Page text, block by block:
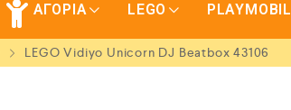
ΑΓΟΡΙΑ LEGO PLAYMOBIL
LEGO Vidiyo Unicorn DJ Beatbox 43106